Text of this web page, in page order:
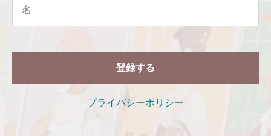
プライバシーポリシー